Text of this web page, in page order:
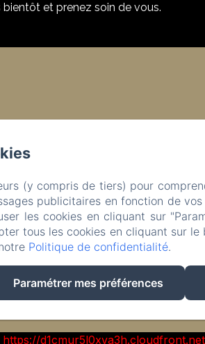
et prenez soin de vous.
Manoir Le
(y compris de tiers) pour
publicitaires en fonction de
les cookies en cliquant sur
tous les cookies en cliquant sur
Politique de confidentialité.
Paramétrer mes préférences